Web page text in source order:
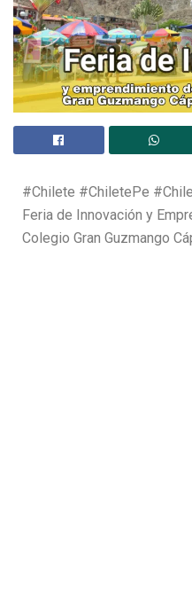
#Chilete #ChiletePe
Feria de Innovación y
Colegio Gran Guzmango